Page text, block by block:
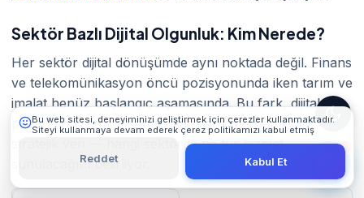
Sektör Bazlı Dijital Olgunluk: Kim Nerede?
Her sektör dijital dönüşümde aynı noktada değil. Finans
ve telekomünikasyon öncü pozisyonunda iken tarım ve
imalat henüz başlangıç aşamasında. Bu fark, dijital
pazarlama hizmeti sunan ajanslar için önemli bir
stratejik veri — hangi sektörde ne tür hizmet
sunulacağını belirliyor.
Bu web sitesi, deneyiminizi geliştirmek için çerezler kullanmaktadır.
Siteyi kullanmaya devam ederek çerez politikamızı kabul etmiş
Reddet Kabul Et